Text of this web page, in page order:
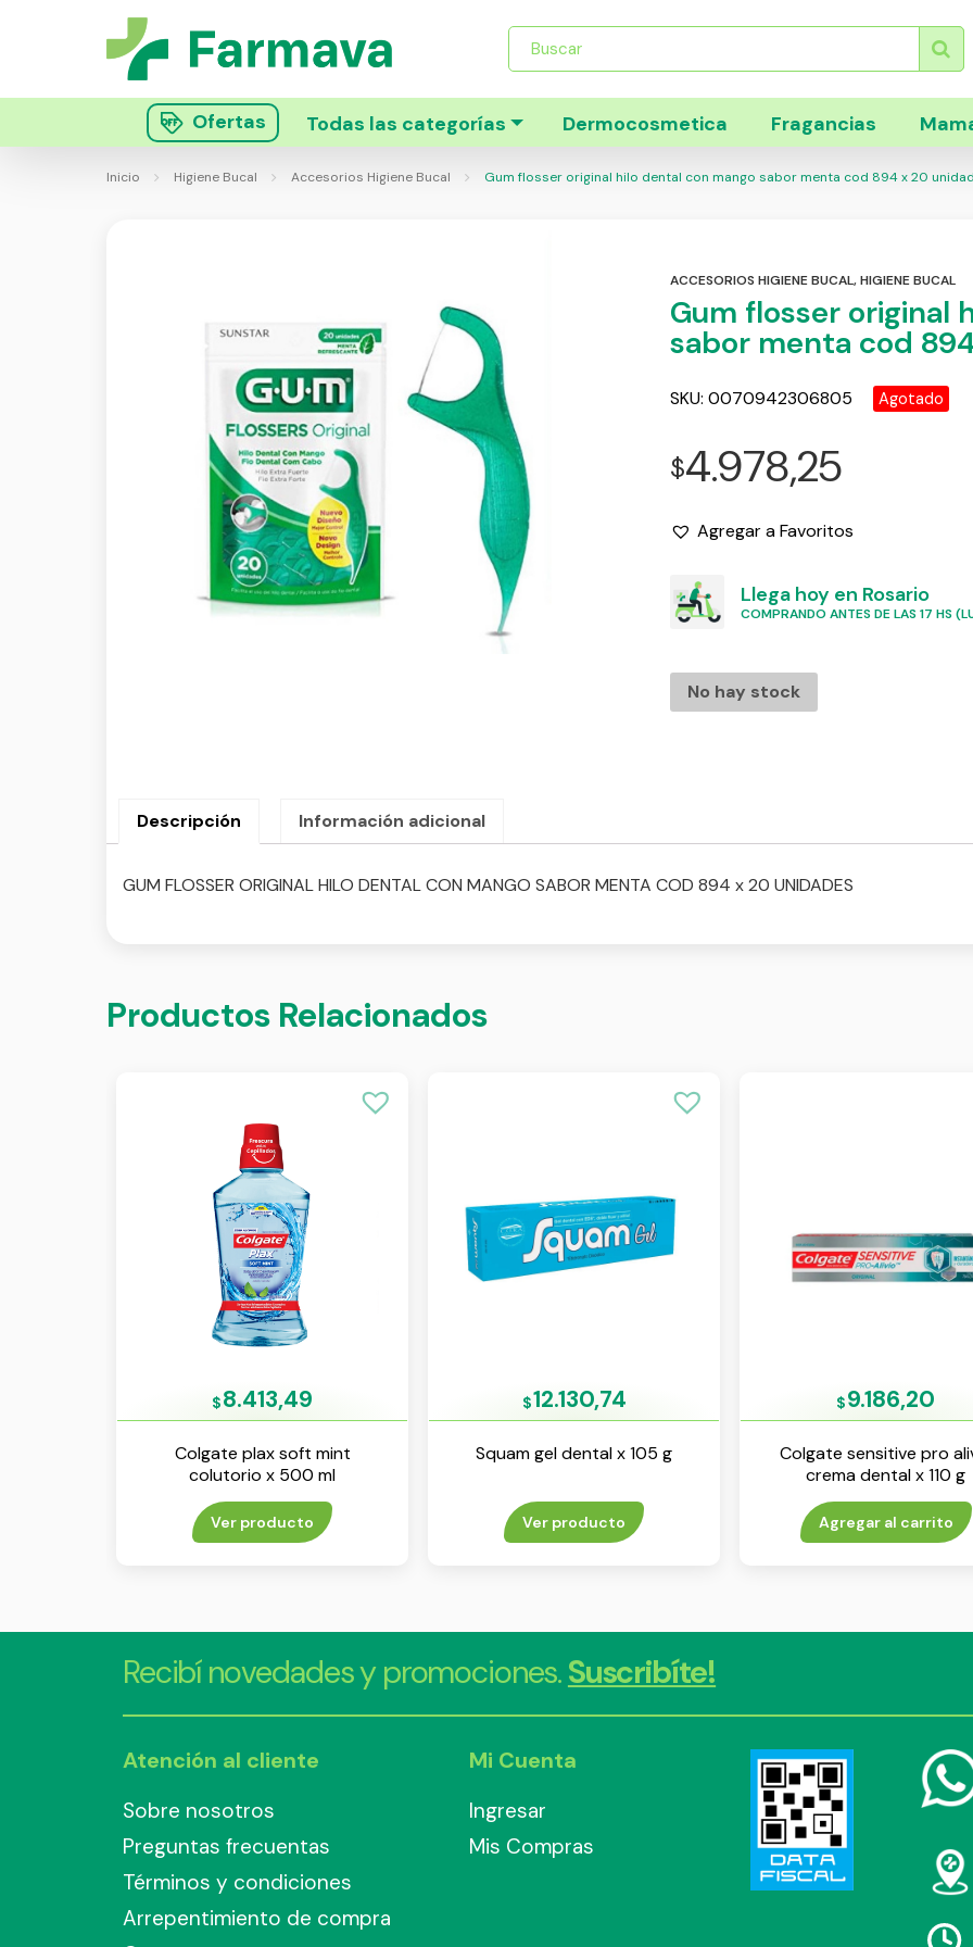
Búsqueda
productos
Ofertas Todas las categorías Dermocosmetica Fragancias
Inicio Higiene Bucal Accesorios Higiene Bucal Gum flosser original hilo dental con mango sabor menta cod 894 x 20
ACCESORIOS HIGIENE BUCAL,HIGIENE BUCAL
Gum flosser original
sabor menta cod
SKU:0070942306805 Agotado
$4.978,25
Agregar a Favoritos
Llega hoy en Rosario
COMPRANDO ANTES DE LAS 17 HS
No hay stock
Descripción Información adicional
GUM FLOSSER ORIGINAL HILO DENTAL CON MANGO SABOR MENTA COD 894 x 20 UNIDADES
Productos Relacionados
$8.413,49
Colgate plax soft mint
colutorio x 500 ml
Ver producto
$12.130,74
Squam gel dental x 105 g
Ver producto
$9.186,20
Colgate sensitive pro
crema dental x 110 g
Agregar al carrito
Recibí novedades y promociones.Suscribíte!
Atención al cliente
Sobre nosotros
Preguntas frecuentas
Términos y condiciones
Arrepentimiento de compra
Mi Cuenta
Ingresar
Mis Compras